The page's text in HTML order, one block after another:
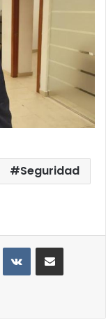
Seguridad
VKontakteCompartir por correo